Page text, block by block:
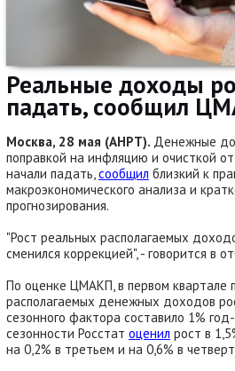
Реальные доходы
падать, сообщил
Москва, 28 мая (АНРТ). Денежные
поправкой на инфляцию и очисткой
начали падать,сообщил близкий к
макроэкономического анализа и
прогнозирования.
"Рост реальных располагаемых
сменился коррекцией", - говорится в
По оценке ЦМАКП, в первом квартале
располагаемых денежных доходов
сезонного фактора составило 1%
сезонности Росстат оценил рост в
на 0,2% в третьем и на 0,6% в